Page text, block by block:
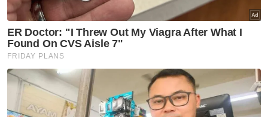
Semasa
PDRM nafi hantaran tular papar
visual, teks kaitkan pemangku
Semasa
Penyalahgunaan dadah babit
kanak-kanak usia 10 hingga 14